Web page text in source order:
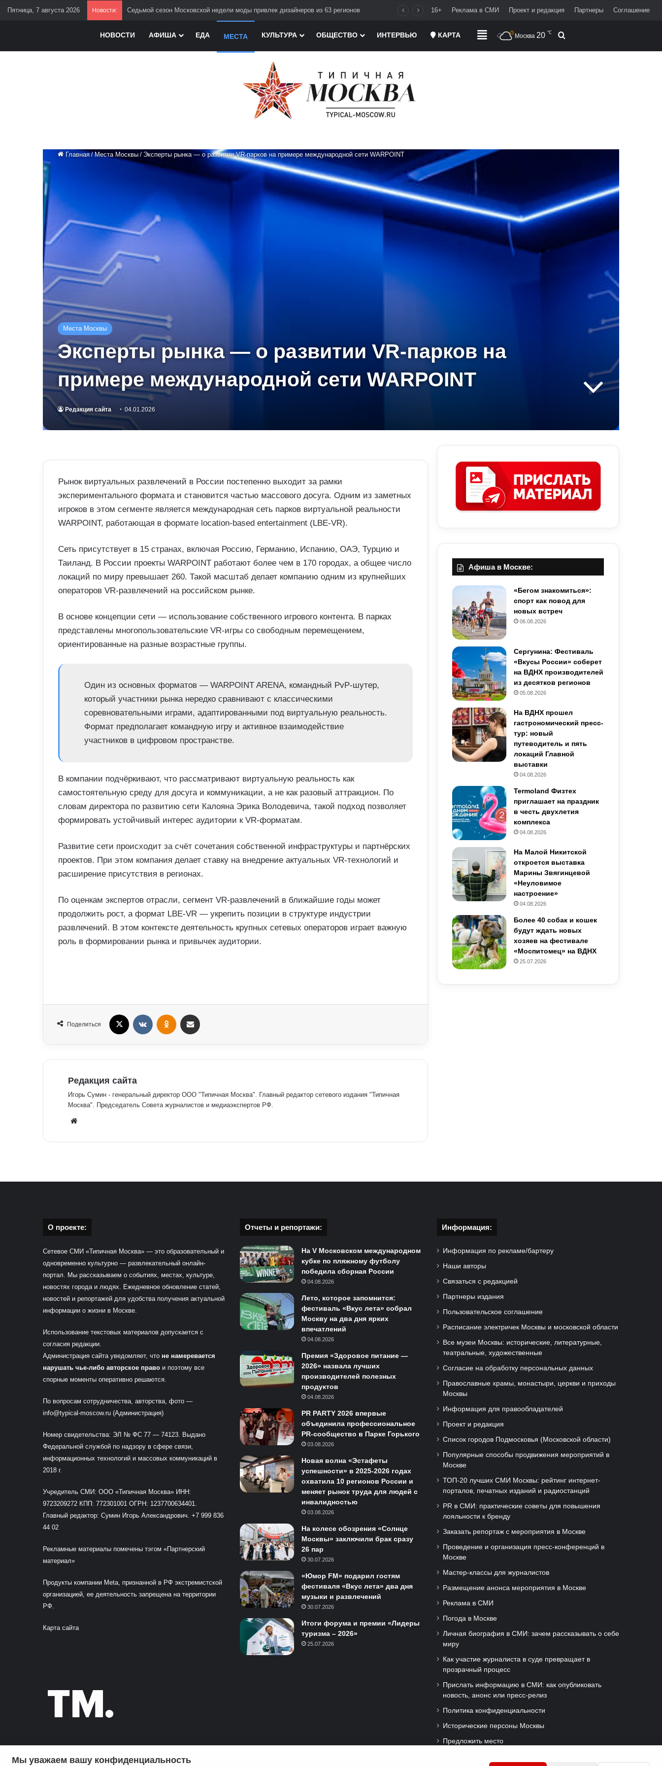
Пятница, 7 августа 2026 Новости: Седьмой сезон Московской недели моды привлек дизайнеров из 63 регионов 16+ Реклама в СМИ Проект и редакция Партнеры Соглашение
НОВОСТИ АФИША ЕДА МЕСТА КУЛЬТУРА ОБЩЕСТВО ИНТЕРВЬЮ КАРТА РАЗДЕЛЫМосква 20 ℃
Главная / Места Москвы / Эксперты рынка — о развитии VR-парков на примере международной сети WARPOINT
Места Москвы
Эксперты рынка — о развитии VR-парков на
примере международной сети WARPOINT
Редакция сайта 04.01.2026
Рынок виртуальных развлечений в России постепенно выходит за рамки
экспериментального формата и становится частью массового досуга. Одним из заметных
игроков в этом сегменте является международная сеть парков виртуальной реальности
WARPOINT, работающая в формате location-based entertainment (LBE-VR).
Сеть присутствует в 15 странах, включая Россию, Германию, Испанию, ОАЭ, Турцию и
Таиланд. В России проекты WARPOINT работают более чем в 170 городах, а общее число
локаций по миру превышает 260. Такой масштаб делает компанию одним из крупнейших
операторов VR-развлечений на российском рынке.
В основе концепции сети — использование собственного игрового контента. В парках
представлены многопользовательские VR-игры со свободным перемещением,
ориентированные на разные возрастные группы.
Один из основных форматов — WARPOINT ARENA, командный PvP-шутер,
который участники рынка нередко сравнивают с классическими
соревновательными играми, адаптированными под виртуальную реальность.
Формат предполагает командную игру и активное взаимодействие
участников в цифровом пространстве.
В компании подчёркивают, что рассматривают виртуальную реальность как
самостоятельную среду для досуга и коммуникации, а не как разовый аттракцион. По
словам директора по развитию сети Калояна Эрика Володевича, такой подход позволяет
формировать устойчивый интерес аудитории к VR-форматам.
Развитие сети происходит за счёт сочетания собственной инфраструктуры и партнёрских
проектов. При этом компания делает ставку на внедрение актуальных VR-технологий и
расширение присутствия в регионах.
По оценкам экспертов отрасли, сегмент VR-развлечений в ближайшие годы может
продолжить рост, а формат LBE-VR — укрепить позиции в структуре индустрии
развлечений. В этом контексте деятельность крупных сетевых операторов играет важную
роль в формировании рынка и привычек аудитории.
Поделиться
Редакция сайта
Игорь Сумин - генеральный директор ООО "Типичная Москва". Главный редактор сетевого издания "Типичная
Москва". Председатель Совета журналистов и медиаэкспертов РФ.
e
Афиша в Москве:
«Бегом знакомиться»:
спорт как повод для
новых встреч
06.08.2026
Сергунина: Фестиваль
«Вкусы России» соберет
на ВДНХ производителей
из десятков регионов
05.08.2026
На ВДНХ прошел
гастрономический пресс-
тур: новый
путеводитель и пять
локаций Главной
выставки
04.08.2026
Termoland Физтех
приглашает на праздник
в честь двухлетия
комплекса
04.08.2026
На Малой Никитской
откроется выставка
Марины Звягинцевой
«Неуловимое
настроение»
04.08.2026
Более 40 собак и кошек
будут ждать новых
хозяев на фестивале
«Моспитомец» на ВДНХ
25.07.2026
О проекте:
Сетевое СМИ «Типичная Москва» — это образовательный и
одновременно культурно — развлекательный онлайн-
портал. Мы рассказываем о событиях, местах, культуре,
новостях города и людях. Ежедневное обновление статей,
новостей и репортажей для удобства получения актуальной
информации о жизни в Москве.
Использование текстовых материалов допускается с
согласия редакции.
Администрация сайта уведомляет, что не намеревается
нарушать чье-либо авторское право и поэтому все
спорные моменты оперативно решаются.
По вопросам сотрудничества, авторства, фото —
info@typical-moscow.ru (Администрация)
Номер свидетельства: ЭЛ № ФС 77 — 74123. Выдано
Федеральной службой по надзору в сфере связи,
информационных технологий и массовых коммуникаций в
2018 г.
Учредитель СМИ: ООО «Типичная Москва» ИНН:
9723209272 КПП: 772301001 ОГРН: 1237700634401.
Главный редактор: Сумин Игорь Александрович. +7 999 836
44 02
Рекламные материалы помечены тэгом «Партнерский
материал»
Продукты компании Meta, признанной в РФ экстремистской
организацией, ее деятельность запрещена на территории
РФ.
Карта сайта
Отчеты и репортажи:
На V Московском международном
кубке по пляжному футболу
победила сборная России
04.08.2026
Лето, которое запомнится:
фестиваль «Вкус лета» собрал
Москву на два дня ярких
впечатлений
04.08.2026
Премия «Здоровое питание —
2026» назвала лучших
производителей полезных
продуктов
04.08.2026
PR PARTY 2026 впервые
объединила профессиональное
PR-сообщество в Парке Горького
03.08.2026
Новая волна «Эстафеты
успешности» в 2025-2026 годах
охватила 10 регионов России и
меняет рынок труда для людей с
инвалидностью
03.08.2026
На колесе обозрения «Солнце
Москвы» заключили брак сразу
26 пар
30.07.2026
«Юмор FM» подарил гостям
фестиваля «Вкус лета» два дня
музыки и развлечений
30.07.2026
Итоги форума и премии «Лидеры
туризма – 2026»
25.07.2026
Информация:
Информация по рекламе/бартеру
Наши авторы
Связаться с редакцией
Партнеры издания
Пользовательское соглашение
Расписание электричек Москвы и московской области
Все музеи Москвы: исторические, литературные,
театральные, художественные
Согласие на обработку персональных данных
Православные храмы, монастыри, церкви и приходы
Москвы
Информация для правообладателей
Проект и редакция
Список городов Подмосковья (Московской области)
Популярные способы продвижения мероприятий в
Москве
ТОП-20 лучших СМИ Москвы: рейтинг интернет-
порталов, печатных изданий и радиостанций
PR в СМИ: практические советы для повышения
лояльности к бренду
Заказать репортаж с мероприятия в Москве
Проведение и организация пресс-конференций в
Москве
Мастер-классы для журналистов
Размещение анонса мероприятия в Москве
Реклама в СМИ
Погода в Москве
Личная биография в СМИ: зачем рассказывать о себе
миру
Как участие журналиста в суде превращает в
прозрачный процесс
Прислать информацию в СМИ: как опубликовать
новость, анонс или пресс-релиз
Политика конфиденциальности
Исторические персоны Москвы
Предложить место
Мы уважаем вашу конфиденциальность